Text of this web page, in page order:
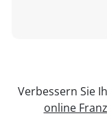
Verbessern Sie
online